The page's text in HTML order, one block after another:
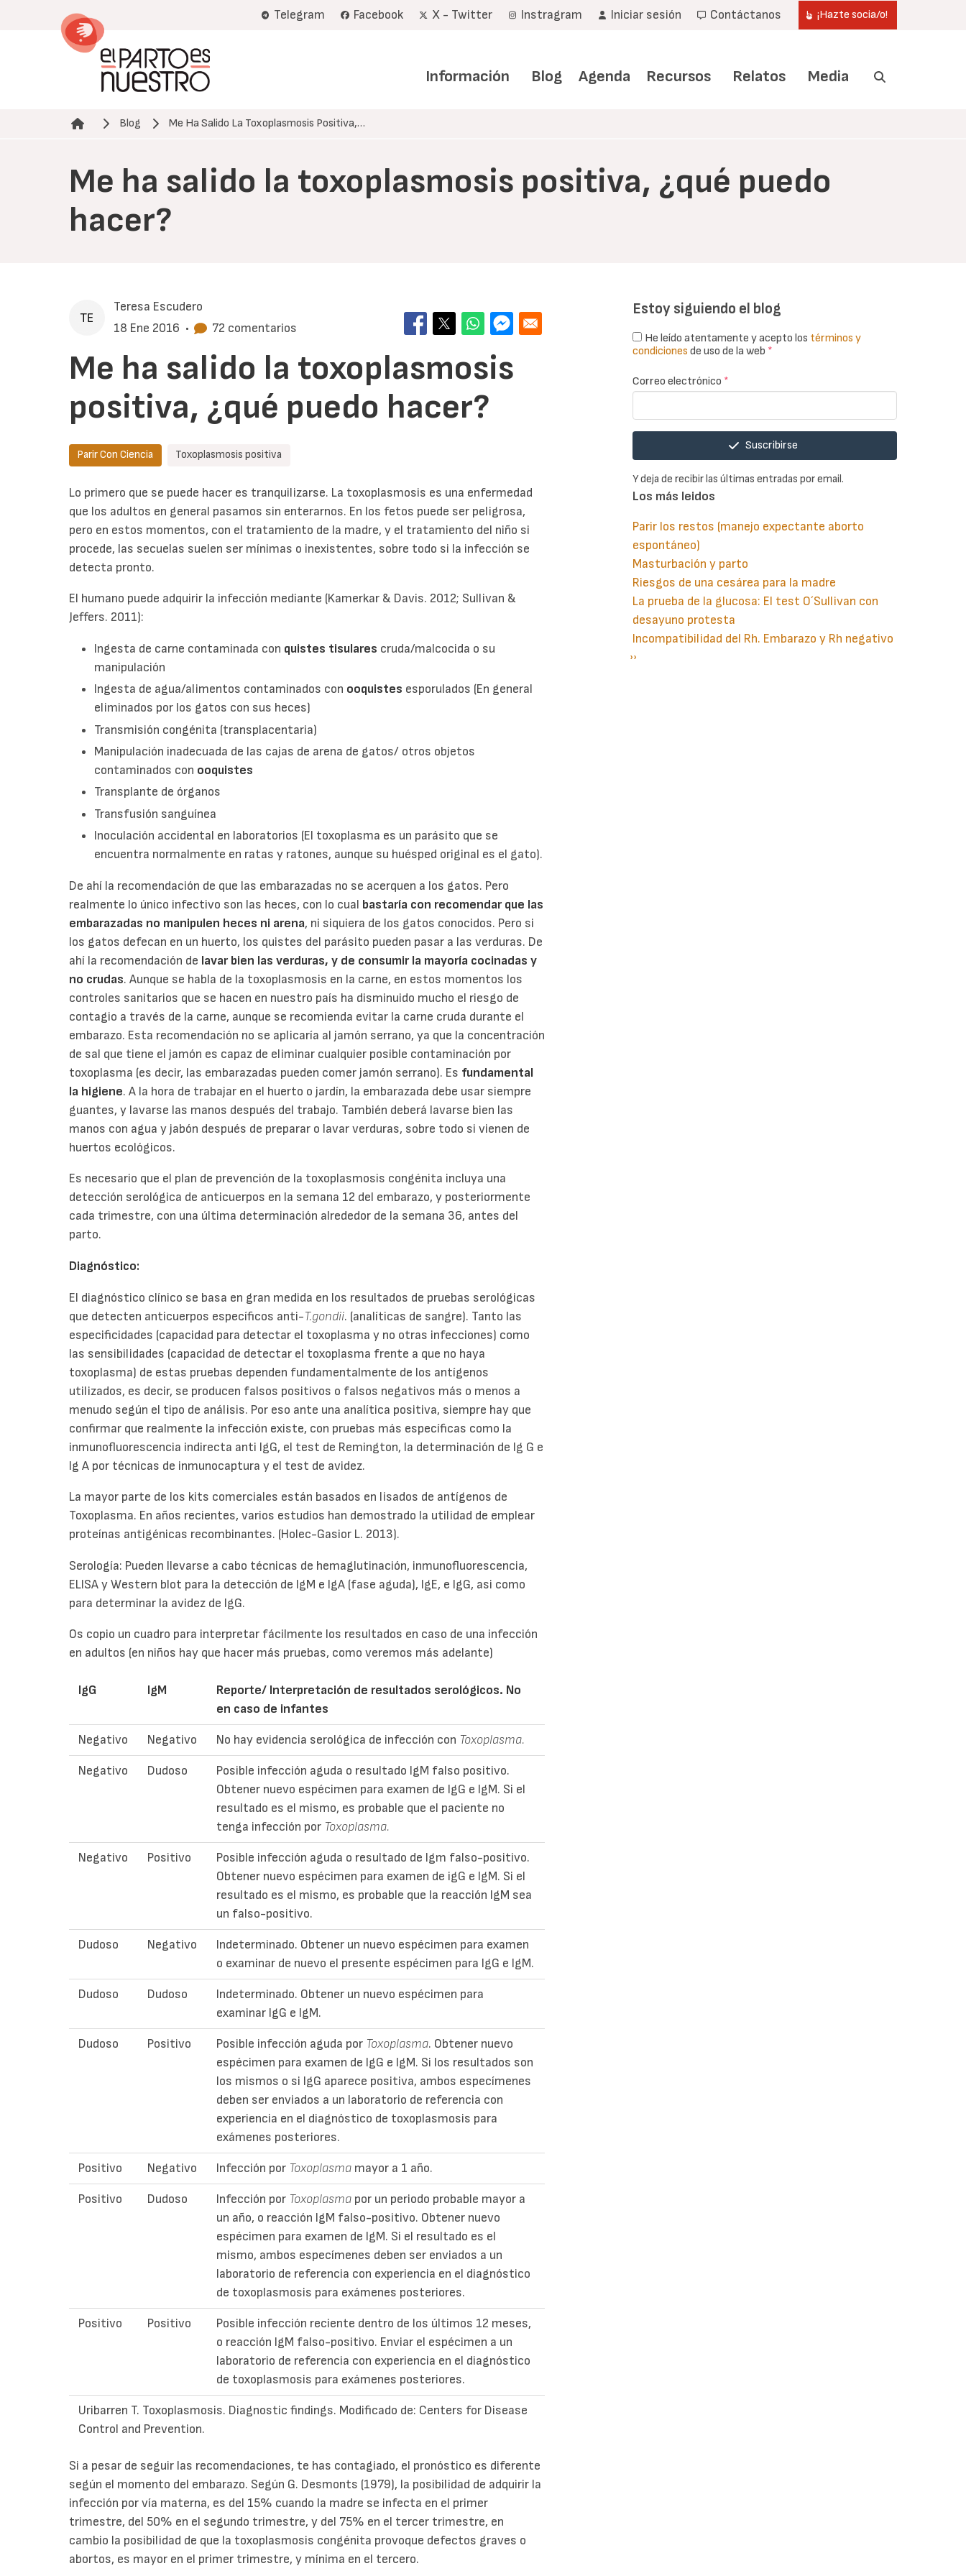
Telegram Facebook X - Twitter Instragram Iniciar sesión Contáctanos ¡Hazte socia/o!
Información Blog Agenda Recursos Relatos Media
Ruta de navegación
Blog Me Ha Salido La Toxoplasmosis Positiva,…
Me ha salido la toxoplasmosis positiva, ¿qué puedo
hacer?
Teresa Escudero
18 Ene 2016 • 72 comentarios
Me ha salido la toxoplasmosis
positiva, ¿qué puedo hacer?
Parir Con Ciencia Toxoplasmosis positiva
Lo primero que se puede hacer es tranquilizarse. La toxoplasmosis es una enfermedad
que los adultos en general pasamos sin enterarnos. En los fetos puede ser peligrosa,
pero en estos momentos, con el tratamiento de la madre, y el tratamiento del niño si
procede, las secuelas suelen ser mínimas o inexistentes, sobre todo si la infección se
detecta pronto.
El humano puede adquirir la infección mediante (Kamerkar & Davis. 2012; Sullivan &
Jeffers. 2011):
Ingesta de carne contaminada con quistes tisulares cruda/malcocida o su
manipulación
Ingesta de agua/alimentos contaminados con ooquistes esporulados (En general
eliminados por los gatos con sus heces)
Transmisión congénita (transplacentaria)
Manipulación inadecuada de las cajas de arena de gatos/ otros objetos
contaminados con ooquistes
Transplante de órganos
Transfusión sanguínea
Inoculación accidental en laboratorios (El toxoplasma es un parásito que se
encuentra normalmente en ratas y ratones, aunque su huésped original es el gato).
De ahí la recomendación de que las embarazadas no se acerquen a los gatos. Pero
realmente lo único infectivo son las heces, con lo cual bastaría con recomendar que las
embarazadas no manipulen heces ni arena, ni siquiera de los gatos conocidos. Pero si
los gatos defecan en un huerto, los quistes del parásito pueden pasar a las verduras. De
ahí la recomendación de lavar bien las verduras, y de consumir la mayoría cocinadas y
no crudas. Aunque se habla de la toxoplasmosis en la carne, en estos momentos los
controles sanitarios que se hacen en nuestro país ha disminuido mucho el riesgo de
contagio a través de la carne, aunque se recomienda evitar la carne cruda durante el
embarazo. Esta recomendación no se aplicaría al jamón serrano, ya que la concentración
de sal que tiene el jamón es capaz de eliminar cualquier posible contaminación por
toxoplasma (es decir, las embarazadas pueden comer jamón serrano). Es fundamental
la higiene. A la hora de trabajar en el huerto o jardín, la embarazada debe usar siempre
guantes, y lavarse las manos después del trabajo. También deberá lavarse bien las
manos con agua y jabón después de preparar o lavar verduras, sobre todo si vienen de
huertos ecológicos.
Es necesario que el plan de prevención de la toxoplasmosis congénita incluya una
detección serológica de anticuerpos en la semana 12 del embarazo, y posteriormente
cada trimestre, con una última determinación alrededor de la semana 36, antes del
parto.
Diagnóstico:
El diagnóstico clínico se basa en gran medida en los resultados de pruebas serológicas
que detecten anticuerpos específicos anti-T.gondii. (analíticas de sangre). Tanto las
especificidades (capacidad para detectar el toxoplasma y no otras infecciones) como
las sensibilidades (capacidad de detectar el toxoplasma frente a que no haya
toxoplasma) de estas pruebas dependen fundamentalmente de los antígenos
utilizados, es decir, se producen falsos positivos o falsos negativos más o menos a
menudo según el tipo de análisis. Por eso ante una analítica positiva, siempre hay que
confirmar que realmente la infección existe, con pruebas más específicas como la
inmunofluorescencia indirecta anti IgG, el test de Remington, la determinación de Ig G e
Ig A por técnicas de inmunocaptura y el test de avidez.
La mayor parte de los kits comerciales están basados en lisados de antígenos de
Toxoplasma. En años recientes, varios estudios han demostrado la utilidad de emplear
proteínas antigénicas recombinantes. (Holec-Gasior L. 2013).
Serología: Pueden llevarse a cabo técnicas de hemaglutinación, inmunofluorescencia,
ELISA y Western blot para la detección de IgM e IgA (fase aguda), IgE, e IgG, asi como
para determinar la avidez de IgG.
Os copio un cuadro para interpretar fácilmente los resultados en caso de una infección
en adultos (en niños hay que hacer más pruebas, como veremos más adelante)
IgG IgM
Reporte/ Interpretación de resultados serológicos. No
en caso de infantes
Negativo Negativo No hay evidencia serológica de infección con Toxoplasma.
Negativo Dudoso
Posible infección aguda o resultado IgM falso positivo.
Obtener nuevo espécimen para examen de IgG e IgM. Si el
resultado es el mismo, es probable que el paciente no
tenga infección por Toxoplasma.
Negativo Positivo
Posible infección aguda o resultado de Igm falso-positivo.
Obtener nuevo espécimen para examen de igG e IgM. Si el
resultado es el mismo, es probable que la reacción IgM sea
un falso-positivo.
Dudoso Negativo
Indeterminado. Obtener un nuevo espécimen para examen
o examinar de nuevo el presente espécimen para IgG e IgM.
Dudoso Dudoso
Indeterminado. Obtener un nuevo espécimen para
examinar IgG e IgM.
Dudoso Positivo Posible infección aguda por Toxoplasma. Obtener nuevo
espécimen para examen de IgG e IgM. Si los resultados son
los mismos o si IgG aparece positiva, ambos especímenes
deben ser enviados a un laboratorio de referencia con
experiencia en el diagnóstico de toxoplasmosis para
exámenes posteriores.
Positivo Negativo Infección por Toxoplasma mayor a 1 año.
Positivo Dudoso Infección por Toxoplasma por un periodo probable mayor a
un año, o reacción IgM falso-positivo. Obtener nuevo
espécimen para examen de IgM. Si el resultado es el
mismo, ambos especímenes deben ser enviados a un
laboratorio de referencia con experiencia en el diagnóstico
de toxoplasmosis para exámenes posteriores.
Positivo Positivo
Posible infección reciente dentro de los últimos 12 meses,
o reacción IgM falso-positivo. Enviar el espécimen a un
laboratorio de referencia con experiencia en el diagnóstico
de toxoplasmosis para exámenes posteriores.
Uribarren T. Toxoplasmosis. Diagnostic findings. Modificado de: Centers for Disease
Control and Prevention.
Si a pesar de seguir las recomendaciones, te has contagiado, el pronóstico es diferente
según el momento del embarazo. Según G. Desmonts (1979), la posibilidad de adquirir la
infección por vía materna, es del 15% cuando la madre se infecta en el primer
trimestre, del 50% en el segundo trimestre, y del 75% en el tercer trimestre, en
cambio la posibilidad de que la toxoplasmosis congénita provoque defectos graves o
abortos, es mayor en el primer trimestre, y mínima en el tercero.
Estoy siguiendo el blog
He leído atentamente y acepto los términos y
condiciones de uso de la web *
Correo electrónico *
Suscribirse
Y deja de recibir las últimas entradas por email.
Los más leidos
Parir los restos (manejo expectante aborto
espontáneo)
Masturbación y parto
Riesgos de una cesárea para la madre
La prueba de la glucosa: El test O´Sullivan con
desayuno protesta
Incompatibilidad del Rh. Embarazo y Rh negativo
Paginación
Siguiente
››